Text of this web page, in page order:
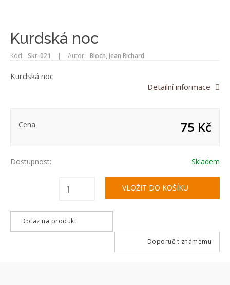
Kurdská noc
Kód: Skr-021 | Autor: Bloch, Jean Richard
Kurdská noc
Detailní informace
Cena 75 Kč
Dostupnost: Skladem
Dotaz na produkt
Doporučit známému